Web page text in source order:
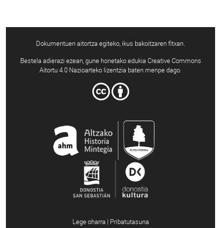
Dokumentuen aitortza egiteko, ikus bakoitzaren fitxan.
Bestela adierazi ezean, gune honetako edukia Creative Commons
Aitortu 4.0 Nazioarteko lizentzia baten menpe dago.
Lege oharra | Pribatutasuna